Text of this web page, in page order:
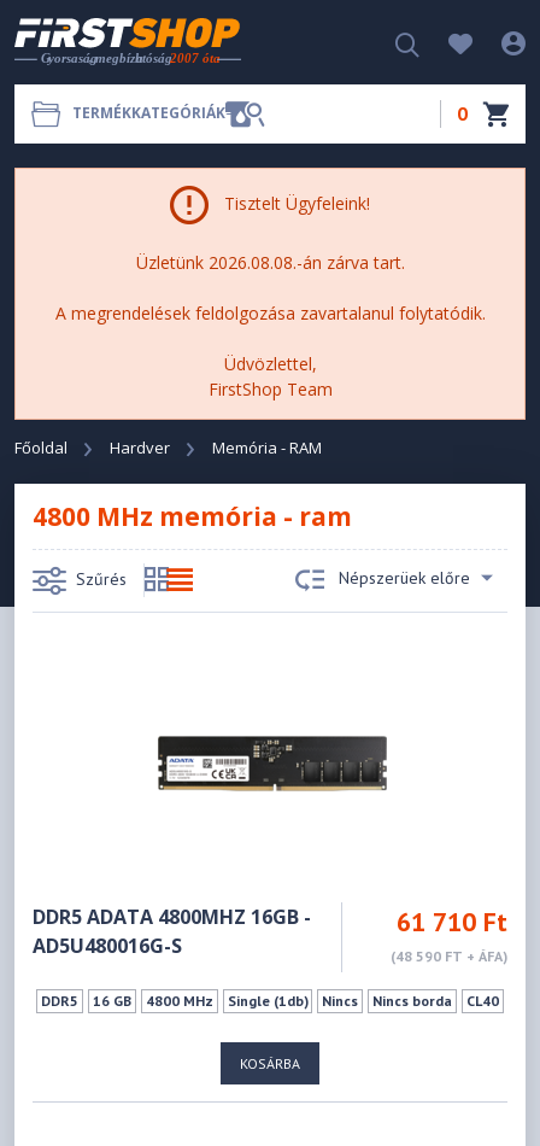
TERMÉKKATEGÓRIÁK 0
Tisztelt Ügyfeleink!
Üzletünk 2026.08.08.-án zárva tart.
A megrendelések feldolgozása zavartalanul folytatódik.
Üdvözlettel,
FirstShop Team
Főoldal Hardver Memória - RAM
4800 MHz memória - ram
Szűrés Népszerüek előre
DDR5 ADATA 4800MHZ 16GB -
AD5U480016G-S
61 710 Ft
(48 590 FT + ÁFA)
DDR5 16 GB 4800 MHz Single (1db) Nincs Nincs borda CL40
KOSÁRBA